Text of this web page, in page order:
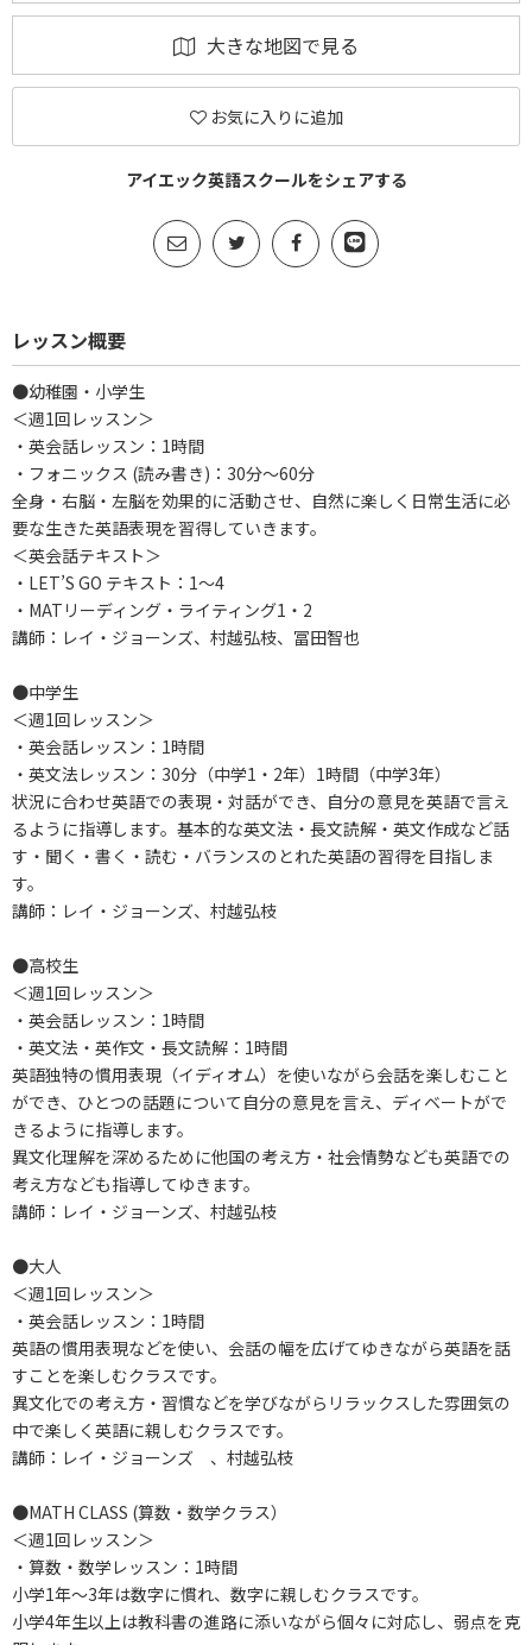
大きな地図で見る
お気に入りに追加
アイエック英語スクールをシェアする
レッスン概要
●幼稚園・小学生
＜週1回レッスン＞
・英会話レッスン：1時間
・フォニックス (読み書き)：30分～60分
全身・右脳・左脳を効果的に活動させ、自然に楽しく日常生活に必
要な生きた英語表現を習得していきます。
＜英会話テキスト＞
・LET’S GO テキスト：1～4
・MATリーディング・ライティング1・2
講師：レイ・ジョーンズ、村越弘枝、冨田智也
●中学生
＜週1回レッスン＞
・英会話レッスン：1時間
・英文法レッスン：30分（中学1・2年）1時間（中学3年）
状況に合わせ英語での表現・対話ができ、自分の意見を英語で言え
るように指導します。基本的な英文法・長文読解・英文作成など話
す・聞く・書く・読む・バランスのとれた英語の習得を目指しま
す。
講師：レイ・ジョーンズ、村越弘枝
●高校生
＜週1回レッスン＞
・英会話レッスン：1時間
・英文法・英作文・長文読解：1時間
英語独特の慣用表現（イディオム）を使いながら会話を楽しむこと
ができ、ひとつの話題について自分の意見を言え、ディベートがで
きるように指導します。
異文化理解を深めるために他国の考え方・社会情勢なども英語での
考え方なども指導してゆきます。
講師：レイ・ジョーンズ、村越弘枝
●大人
＜週1回レッスン＞
・英会話レッスン：1時間
英語の慣用表現などを使い、会話の幅を広げてゆきながら英語を話
すことを楽しむクラスです。
異文化での考え方・習慣などを学びながらリラックスした雰囲気の
中で楽しく英語に親しむクラスです。
講師：レイ・ジョーンズ 、村越弘枝
●MATH CLASS (算数・数学クラス）
＜週1回レッスン＞
・算数・数学レッスン：1時間
小学1年～3年は数字に慣れ、数字に親しむクラスです。
小学4年生以上は教科書の進路に添いながら個々に対応し、弱点を克